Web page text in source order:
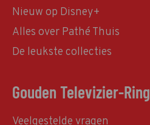
Nieuw op Disney+
Alles over Pathé Thuis
De leukste collecties
Gouden Televizier-Ring
Veelgestelde vragen